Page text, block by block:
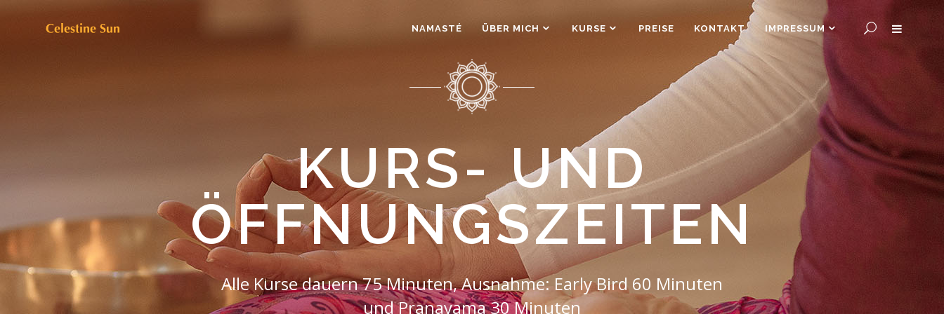
NAMASTÉ ÜBER MICH KURSE PREISE KONTAKT IMPRESSUM
KURS- UND
ÖFFNUNGSZEITEN
Alle Kurse dauern 75 Minuten, Ausnahme: Early Bird 60 Minuten
und Pranayama 30 Minuten